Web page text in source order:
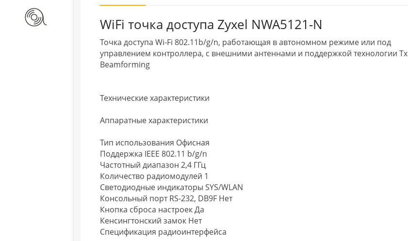
WiFi точка доступа Zyxel NWA5121-N
Точка доступа Wi-Fi 802.11b/g/n, работающая в автономном режиме или под
управлением контроллера, с внешними антеннами и поддержкой технологии Tx
Beamforming
Технические характеристики
Аппаратные характеристики
Тип использования Офисная
Поддержка IEEE 802.11 b/g/n
Частотный диапазон 2,4 ГГц
Количество радиомодулей 1
Светодиодные индикаторы SYS/WLAN
Консольный порт RS-232, DB9F Нет
Кнопка сброса настроек Да
Кенсингтонский замок Нет
Спецификация радиоинтерфейса